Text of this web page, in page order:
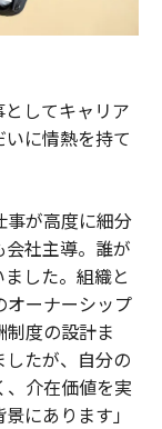
してキャリア
に情熱を持て
事が高度に細分
社主導。誰が
した。組織と
オーナーシップ
度の設計ま
たが、自分の
介在価値を実
にあります」